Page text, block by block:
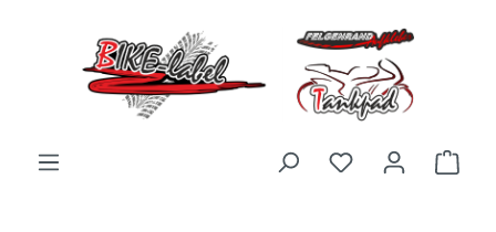
Zum Hauptinhalt springen
Du hast 0